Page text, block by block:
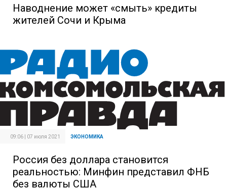
Наводнение может «смыть» кредиты
жителей Сочи и Крыма
09:06 | 07 июля 2021 ЭКОНОМИКА
Россия без доллара становится
реальностью: Минфин представил ФНБ
без валюты США